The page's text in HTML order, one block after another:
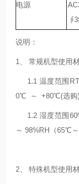
电源
∮
说明：
1、 常规机型使用
1.1 温度范
0℃ ～ +80℃(选购)
1.2 湿度范
～ 98%RH（65℃
2、 特殊机型使用